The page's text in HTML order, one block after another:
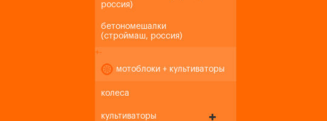
россия)
бетономешалки
(строймаш, россия)
+-
мотоблоки + культиваторы
колеса
культиваторы